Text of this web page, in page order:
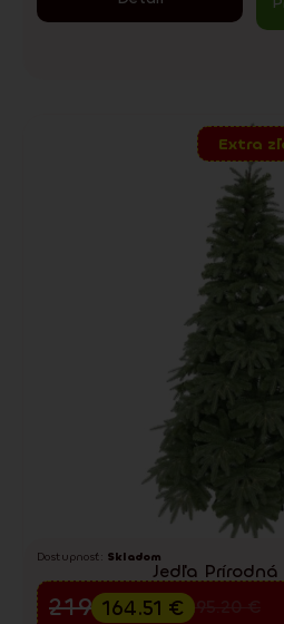
Extra
Dostupnosť: Skladom
Jedľa Prírodná
Predvianočný
295.20
219.35€
164.51 €